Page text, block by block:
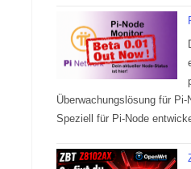
Überwachungslösung für Pi-
Speziell für Pi-Node